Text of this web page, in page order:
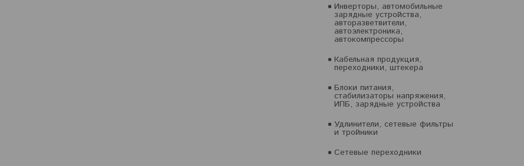
Инверторы, автомобильные
зарядные устройства,
авторазветвители,
автоэлектроника,
автокомпрессоры
Кабельная продукция,
переходники, штекера
Блоки питания,
стабилизаторы напряжения,
ИПБ, зарядные устройства
Удлинители, сетевые фильтры
и тройники
Сетевые переходники